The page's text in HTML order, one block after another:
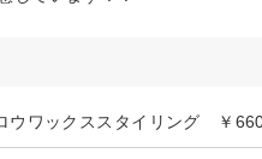
ウワックススタイリング ￥